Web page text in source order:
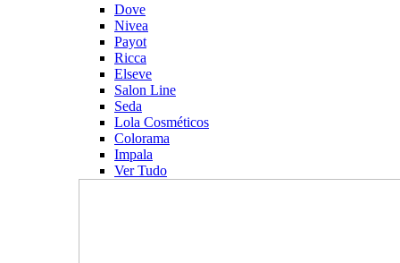
Dove
Nivea
Payot
Ricca
Elseve
Salon Line
Seda
Lola Cosméticos
Colorama
Impala
Ver Tudo